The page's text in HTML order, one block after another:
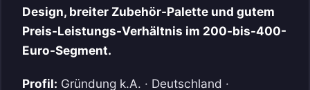
Design, breiter Zubehör-Palette und gutem
Preis-Leistungs-Verhältnis im 200-bis-400-
Euro-Segment.
Profil: Gründung k.A. · Deutschland ·